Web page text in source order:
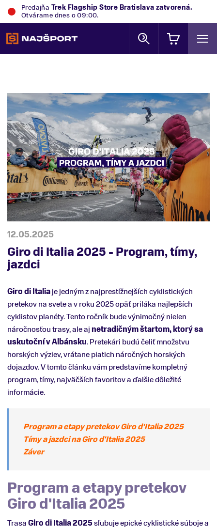
Predajňa Trek Flagship Store Bratislava zatvorená.
Otvárame dnes o 09:00.
12.05.2025
Giro di Italia 2025 - Program, tímy,
jazdci
Giro di Italiaje jedným z najprestížnejších cyklistických
pretekov na svete a v roku 2025 opäť priláka najlepších
cyklistov planéty. Tento ročník bude výnimočný nielen
náročnosťou trasy, ale ajnetradičným štartom, ktorý sa
uskutoční v Albánsku. Pretekári budú čeliť množstvu
horských výziev, vrátane piatich náročných horských
dojazdov. V tomto článku vám predstavíme kompletný
program, tímy, najväčších favoritov a ďalšie dôležité
informácie.
Program a etapy pretekov Giro d'Italia 2025
Tímy a jazdci na Giro d'Italia 2025
Záver
Program a etapy pretekov
Giro d'Italia 2025
TrasaGiro di Italia 2025sľubuje epické cyklistické súboje a